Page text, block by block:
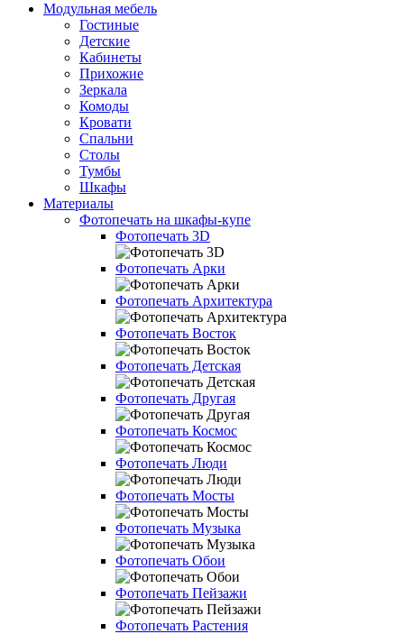
Модульная мебель
Гостиные
Детские
Кабинеты
Прихожие
Зеркала
Комоды
Кровати
Спальни
Столы
Тумбы
Шкафы
Материалы
Фотопечать на шкафы-купе
Фотопечать 3D
Фотопечать Арки
Фотопечать Архитектура
Фотопечать Восток
Фотопечать Детская
Фотопечать Другая
Фотопечать Космос
Фотопечать Люди
Фотопечать Мосты
Фотопечать Музыка
Фотопечать Обои
Фотопечать Пейзажи
Фотопечать Растения